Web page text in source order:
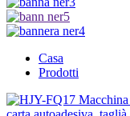
Casa
Prodotti